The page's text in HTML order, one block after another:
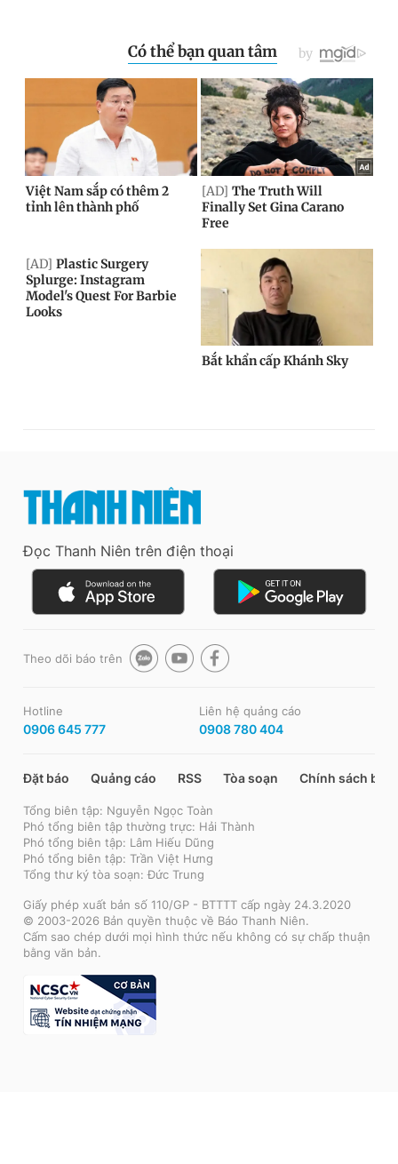
Đọc Thanh Niên trên điện thoại
Theo dõi báo trên
Hotline
0906 645 777
Liên hệ quảng cáo
0908 780 404
Đặt báo Quảng cáo RSS Tòa soạn Chính sách bảo
Tổng biên tập: Nguyễn Ngọc Toàn
Phó tổng biên tập thường trực: Hải Thành
Phó tổng biên tập: Lâm Hiếu Dũng
Phó tổng biên tập: Trần Việt Hưng
Tổng thư ký tòa soạn: Đức Trung
Giấy phép xuất bản số 110/GP - BTTTT cấp ngày 24.3.2020
© 2003-2026 Bản quyền thuộc về Báo Thanh Niên.
Cấm sao chép dưới mọi hình thức nếu không có sự chấp thuận
bằng văn bản.